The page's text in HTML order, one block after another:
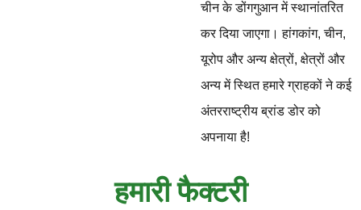
चीन के डोंगगुआन में स्थानांतरित
कर दिया जाएगा। हांगकांग, चीन,
यूरोप और अन्य क्षेत्रों, क्षेत्रों और
अन्य में स्थित हमारे ग्राहकों ने कई
अंतरराष्ट्रीय ब्रांड डोर को
अपनाया है!
हमारी फैक्टरी